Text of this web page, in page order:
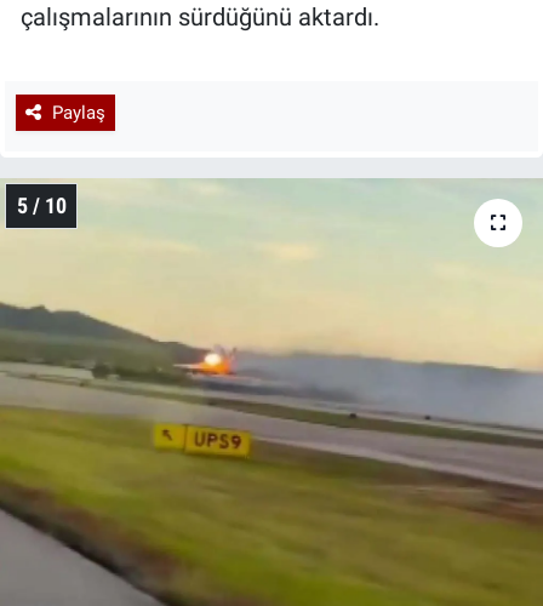
çalışmalarının sürdüğünü aktardı.
Paylaş
5 / 10